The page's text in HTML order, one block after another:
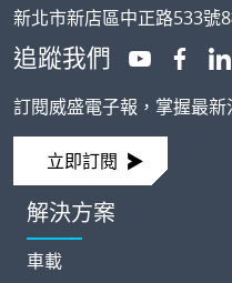
新北市新店區中正路533號
追蹤我們
訂閱威盛電子報，掌握最新
立即訂閱
解決方案
車載